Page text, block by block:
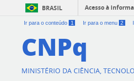
BRASIL Acesso à
Ir para o conteúdo 1 Ir para o menu 2
CNPq
MINISTÉRIO DA CIÊNCIA,